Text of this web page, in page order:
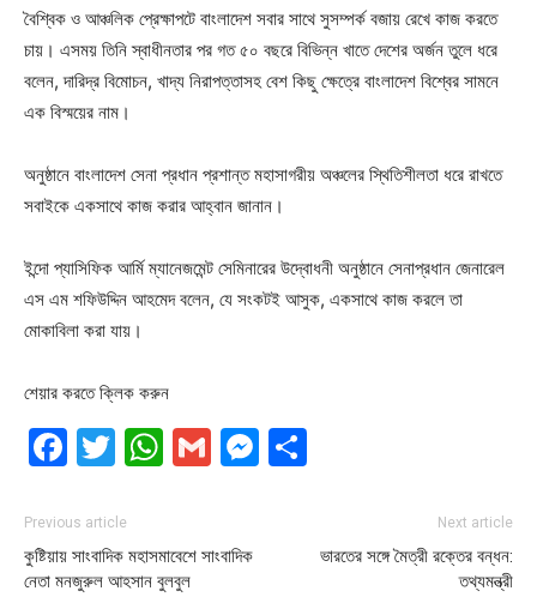
বৈশ্বিক ও আঞ্চলিক প্রেক্ষাপটে বাংলাদেশ সবার সাথে সুসম্পর্ক বজায় রেখে কাজ করতে
চায়। এসময় তিনি স্বাধীনতার পর গত ৫০ বছরে বিভিন্ন খাতে দেশের অর্জন তুলে ধরে
বলেন, দারিদ্র বিমোচন, খাদ্য নিরাপত্তাসহ বেশ কিছু ক্ষেত্রে বাংলাদেশ বিশ্বের সামনে
এক বিস্ময়ের নাম।
অনুষ্ঠানে বাংলাদেশ সেনা প্রধান প্রশান্ত মহাসাগরীয় অঞ্চলের স্থিতিশীলতা ধরে রাখতে
সবাইকে একসাথে কাজ করার আহ্বান জানান।
ইন্দো প্যাসিফিক আর্মি ম্যানেজমেন্ট সেমিনারের উদ্বোধনী অনুষ্ঠানে সেনাপ্রধান জেনারেল
এস এম শফিউদ্দিন আহমেদ বলেন, যে সংকটই আসুক, একসাথে কাজ করলে তা
মোকাবিলা করা যায়।
শেয়ার করতে ক্লিক করুন
Facebook
Twitter
WhatsApp
GmailMessenger
Previous article
কুষ্টিয়ায় সাংবাদিক মহাসমাবেশে সাংবাদিক
নেতা মনজুরুল আহসান বুলবুল
Next article
ভারতের সঙ্গে মৈত্রী রক্তের বন্ধন:
তথ্যমন্ত্রী